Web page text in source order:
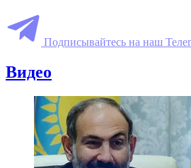
Подписывайтесь на наш
Видео